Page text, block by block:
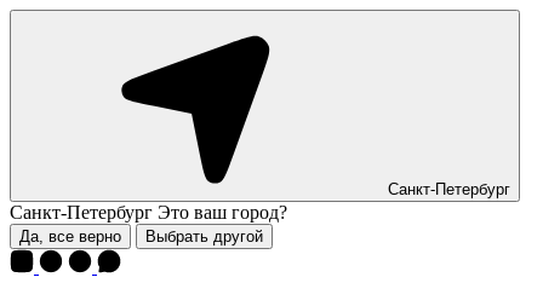
Санкт-Петербург
Санкт-Петербург Это ваш город?
Да, все верно Выбрать другой